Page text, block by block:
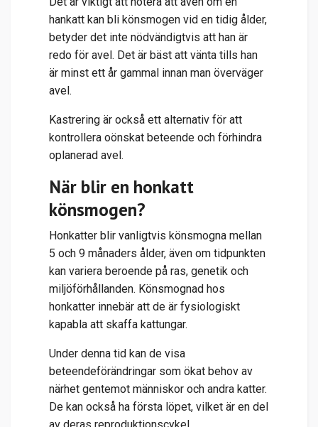
hankatt kan bli könsmogen vid en tidig ålder,
betyder det inte nödvändigtvis att han är
redo för avel. Det är bäst att vänta tills han
är minst ett år gammal innan man överväger
avel.
Kastrering är också ett alternativ för att
kontrollera oönskat beteende och förhindra
oplanerad avel.
När blir en honkatt
könsmogen?
Honkatter blir vanligtvis könsmogna mellan
5 och 9 månaders ålder, även om tidpunkten
kan variera beroende på ras, genetik och
miljöförhållanden. Könsmognad hos
honkatter innebär att de är fysiologiskt
kapabla att skaffa kattungar.
Under denna tid kan de visa
beteendeförändringar som ökat behov av
närhet gentemot människor och andra katter.
De kan också ha första löpet, vilket är en del